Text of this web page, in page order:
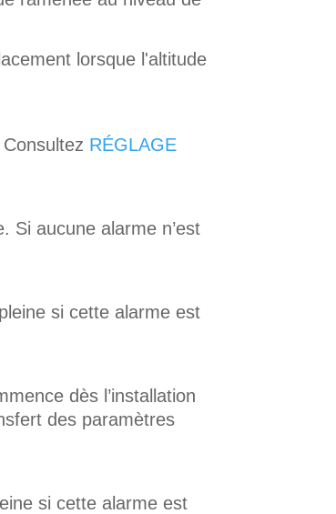
lorsque l'altitude
RÉGLAGE
Si aucune alarme n’est
si cette alarme est
dès l’installation
des paramètres
si cette alarme est